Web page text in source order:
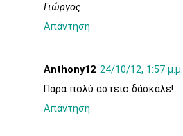
Γιώργος
Απάντηση
Anthony12 24/10/12, 1:57 μ.μ.
Πάρα πολύ αστείο δάσκαλε!
Απάντηση